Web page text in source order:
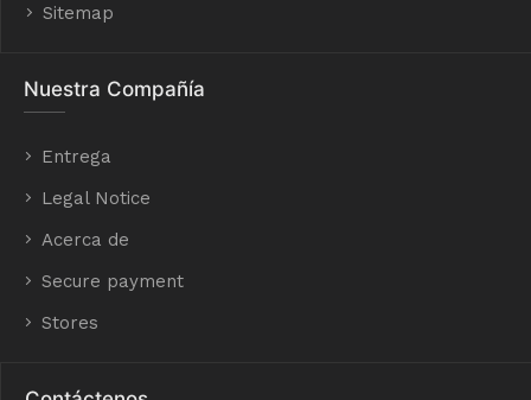
Sitemap
Nuestra Compañía
Entrega
Legal Notice
Acerca de
Secure payment
Stores